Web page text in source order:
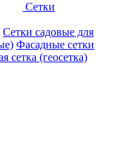
Сетки
Сетки садовые для
Фасадные сетки
сетка (геосетка)